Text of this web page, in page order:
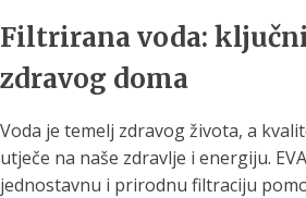
Filtrirana voda:
zdravog doma
Voda je temelj zdravog života, a
utječe na naše zdravlje i energiju.
jednostavnu i prirodnu filtraciju